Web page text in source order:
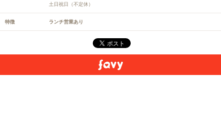
土日祝日（不定休）
特徴 ランチ営業あり